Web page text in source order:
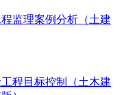
监理案例分析（土建